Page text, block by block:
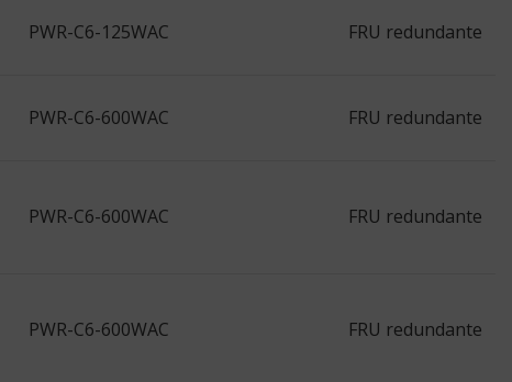
PWR-C6-125WAC FRU redundante
PWR-C6-600WAC FRU redundante
PWR-C6-600WAC FRU redundante
PWR-C6-600WAC FRU redundante